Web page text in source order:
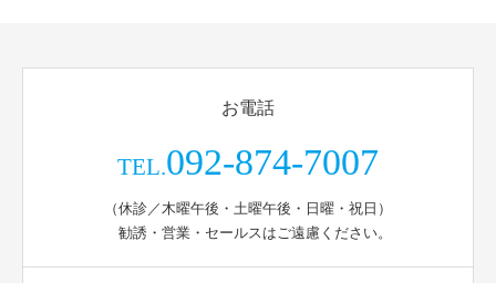
お電話
TEL.092-874-7007
（休診／木曜午後・土曜午後・日曜・祝日）
勧誘・営業・セールスはご遠慮ください。